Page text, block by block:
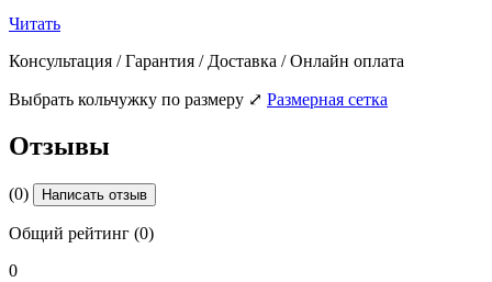
Читать
Консультация / Гарантия / Доставка / Онлайн оплата
Выбрать кольчужку по размеру ⤢ Размерная сетка
Отзывы
(0) Написать отзыв
Общий рейтинг (0)
0